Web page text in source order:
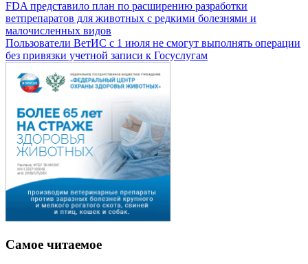
FDA представило план по расширению разработки
ветпрепаратов для животных с редкими болезнями и
малочисленных видов
Пользователи ВетИС с 1 июля не смогут выполнять операции
без привязки учетной записи к Госуслугам
Самое читаемое